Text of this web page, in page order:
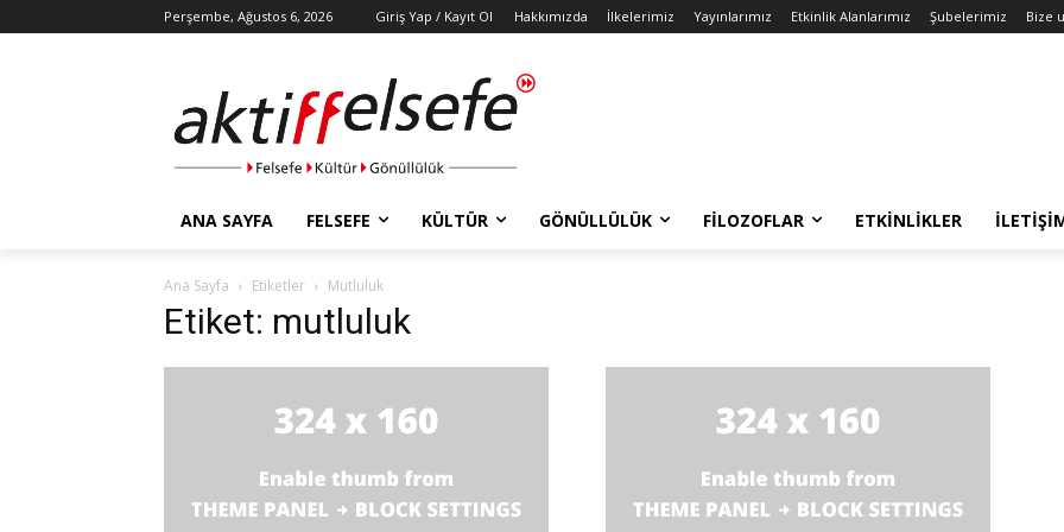
Perşembe, Ağustos 6, 2026 Giriş Yap / Kayıt Ol Hakkımızda İlkelerimiz Yayınlarımız Etkinlik Alanlarımız Şubelerimiz Bize
ANA SAYFA FELSEFE KÜLTÜR GÖNÜLLÜLÜK FILOZOFLAR ETKINLIKLER
Ana Sayfa Etiketler Mutluluk
Etiket: mutluluk